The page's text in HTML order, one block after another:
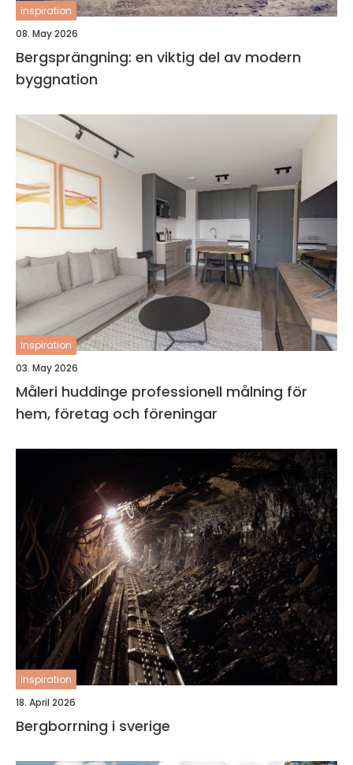
inspiration
08. May 2026
Bergsprängning: en viktig del av modern
byggnation
inspiration
03. May 2026
Måleri huddinge professionell målning för
hem, företag och föreningar
inspiration
18. April 2026
Bergborrning i sverige